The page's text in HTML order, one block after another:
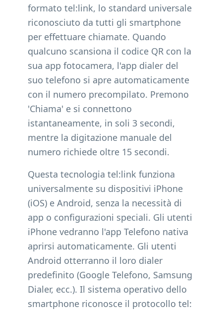
formato tel:link, lo standard universale
riconosciuto da tutti gli smartphone
per effettuare chiamate. Quando
qualcuno scansiona il codice QR con la
sua app fotocamera, l'app dialer del
suo telefono si apre automaticamente
con il numero precompilato. Premono
'Chiama' e si connettono
istantaneamente, in soli 3 secondi,
mentre la digitazione manuale del
numero richiede oltre 15 secondi.
Questa tecnologia tel:link funziona
universalmente su dispositivi iPhone
(iOS) e Android, senza la necessità di
app o configurazioni speciali. Gli utenti
iPhone vedranno l'app Telefono nativa
aprirsi automaticamente. Gli utenti
Android otterranno il loro dialer
predefinito (Google Telefono, Samsung
Dialer, ecc.). Il sistema operativo dello
smartphone riconosce il protocollo tel: